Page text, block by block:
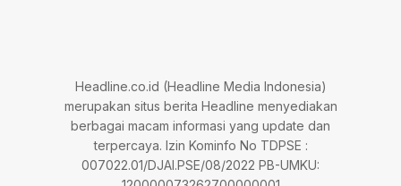
Headline.co.id (Headline Media Indonesia)
merupakan situs berita Headline menyediakan
berbagai macam informasi yang update dan
terpercaya. Izin Kominfo No TDPSE :
007022.01/DJAI.PSE/08/2022 PB-UMKU: